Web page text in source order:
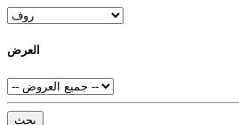
العرض
بحث